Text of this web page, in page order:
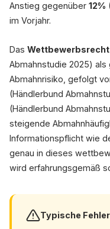
Anstieg gegenüber 12%
im Vorjahr.
Das Wettbewerbsrecht
Abmahnstudie 2025)
Abmahnrisiko, gefolgt
(Händlerbund
(Händlerbund
steigende
Informationspflicht wie
genau in dieses
wird erfahrungsgemäß
Typische